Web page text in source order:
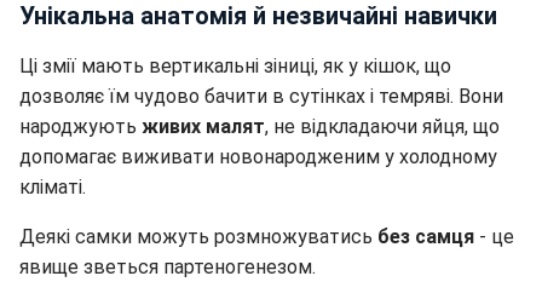
Унікальна анатомія й незвичайні навички
Ці змії мають вертикальні зіниці, як у кішок, що
дозволяє їм чудово бачити в сутінках і темряві. Вони
народжують живих малят, не відкладаючи яйця, що
допомагає виживати новонародженим у холодному
кліматі.
Деякі самки можуть розмножуватись без самця - це
явище зветься партеногенезом.